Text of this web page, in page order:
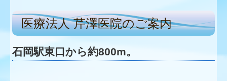
医療法人 芹澤医院のご案内
石岡駅東口から約800m。